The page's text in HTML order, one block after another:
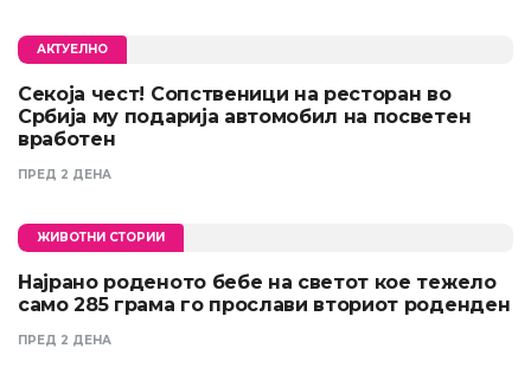
АКТУЕЛНО
Секоја чест! Сопственици на ресторан во
Србија му подарија автомобил на посветен
вработен
ПРЕД 2 ДЕНА
ЖИВОТНИ СТОРИИ
Најрано роденото бебе на светот кое тежело
само 285 грама го прослави вториот роденден
ПРЕД 2 ДЕНА